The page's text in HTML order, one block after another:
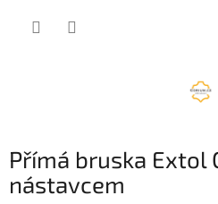
Přímá bruska Extol
nástavcem